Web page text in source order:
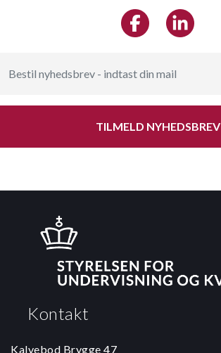
TILMELD NYHEDSBREV
Kontakt
Kalvebod Brygge 47